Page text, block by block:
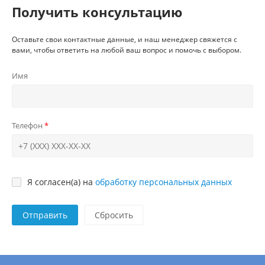
Получить консультацию
Оставьте свои контактные данные, и наш менеджер свяжется с
вами, чтобы ответить на любой ваш вопрос и помочь с выбором.
Имя
Телефон
Я согласен(а) на обработку персональных данных
Отправить